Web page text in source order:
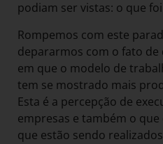
podiam ser vistas: o que
Rompemos com este
depararmos com o fato de
em que o modelo de
tem se mostrado mais
Esta é a percepção de
empresas e também o
que estão sendo